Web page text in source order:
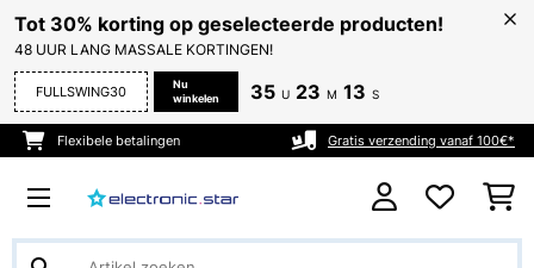
Tot 30% korting op geselecteerde producten!
48 UUR LANG MASSALE KORTINGEN!
FULLSWING30
Nu
winkelen
35 U 23 M 13 S
Flexibele betalingen Gratis verzending vanaf 100€*